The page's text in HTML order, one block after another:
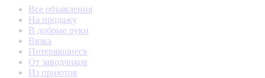
Все объявления
На продажу
В добрые руки
Вязка
Потерявшиеся
От заводчиков
Из приютов